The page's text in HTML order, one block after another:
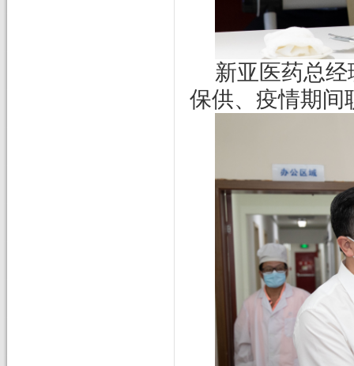
新亚医药总
保供、疫情期间